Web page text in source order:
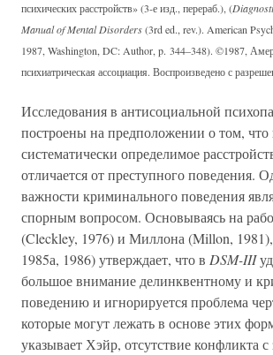
психических расстройств» (3-е изд., перераб.), (
Manual of Mental Disorders(3rd ed., rev.). American
1987, Washington, DC: Author, p. 344–348). ©1987,
психиатрическая ассоциация. Воспроизведено с
Исследования в антисоциальной
построены на предположении о том, что
систематически определимое
отличается от преступного поведения.
важности криминального поведения
спорным вопросом. Основываясь на
(Cleckley, 1976) и Миллона (Millon,
1985а, 1986) утверждает, что в DSM-III
большое внимание делинквентному и
поведению и игнорируется проблема
которые могут лежать в основе этих
указывает Хэйр, отсутствие конфликта с